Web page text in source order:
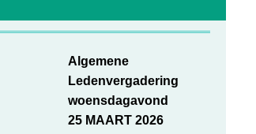
Algemene
Ledenvergadering
woensdagavond
25 MAART 2026